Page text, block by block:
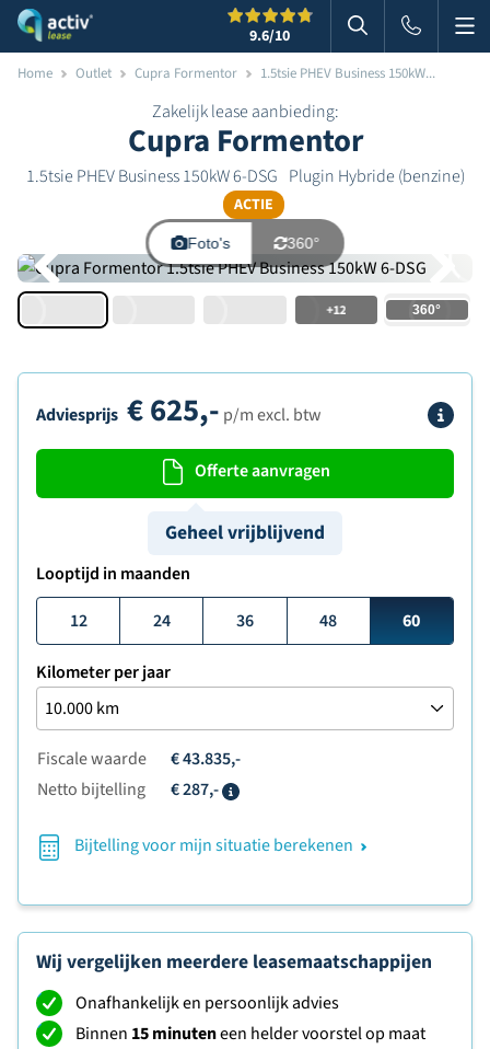
9.6/10 Zoeken in
Home Outlet Cupra Formentor 1.5tsie PHEV Business 150kW...
Zakelijk lease aanbieding:
Cupra Formentor
1.5tsie PHEV Business 150kW 6-DSG Plugin Hybride (benzine)
ACTIE
Foto's 360°
+12
Adviesprijs €625,- p/m excl. btw
Offerte aanvragen
Geheel vrijblijvend
Looptijd in maanden
12
24 36 48 60
Kilometer per jaar
Fiscale waarde
€ 43.835,-
Netto bijtelling
€ 287,-
Bijtelling voor mijn situatie berekenen
Wij vergelijken meerdere leasemaatschappijen
Onafhankelijk en persoonlijk advies
Binnen 15 minuteneen helder voorstel op maat